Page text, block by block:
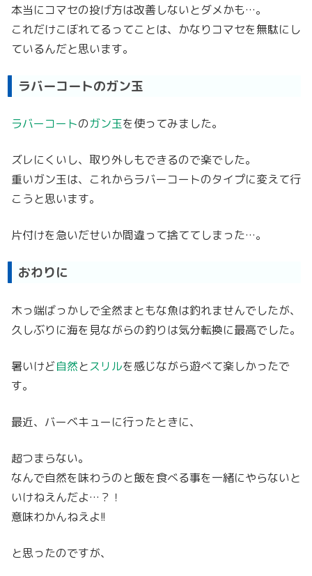
本当にコマセの投げ方は改善しないとダメかも…。
これだけこぼれてるってことは、かなりコマセを無駄にし
ているんだと思います。
ラバーコートのガン玉
ラバーコートのガン玉を使ってみました。
ズレにくいし、取り外しもできるので楽でした。
重いガン玉は、これからラバーコートのタイプに変えて行
こうと思います。
片付けを急いだせいか間違って捨ててしまった…。
おわりに
木っ端ばっかしで全然まともな魚は釣れませんでしたが、
久しぶりに海を見ながらの釣りは気分転換に最高でした。
暑いけど自然とスリルを感じながら遊べて楽しかったで
す。
最近、バーベキューに行ったときに、
超つまらない。
なんで自然を味わうのと飯を食べる事を一緒にやらないと
いけねえんだよ…？！
意味わかんねえよ!!
と思ったのですが、